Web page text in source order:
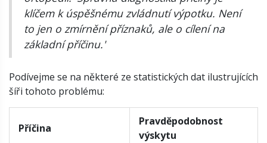
klíčem k úspěšnému zvládnutí výpotku. Není
to jen o zmírnění příznaků, ale o cílení na
základní příčinu.'
Podívejme se na některé ze statistických dat ilustrujících
šíři tohoto problému:
Příčina
Pravděpodobnost
výskytu